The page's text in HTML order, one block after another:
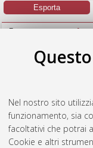
Nel nostro sito
funzionamento, sia
facoltativi che potrai
Cookie e altri
Raggruppa per:
prototype EIC
cooling.[Laurea],
Fisica [L-DM270]